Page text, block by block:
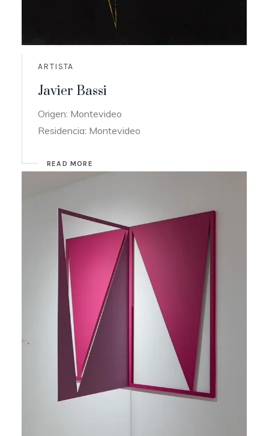
ARTISTA
Javier Bassi
Origen: Montevideo
Residencia: Montevideo
READ MORE